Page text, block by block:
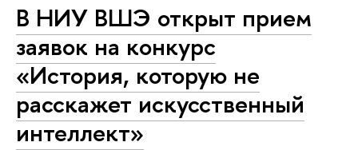
В НИУ ВШЭ открыт прием
заявок на конкурс
«История, которую не
расскажет искусственный
интеллект»